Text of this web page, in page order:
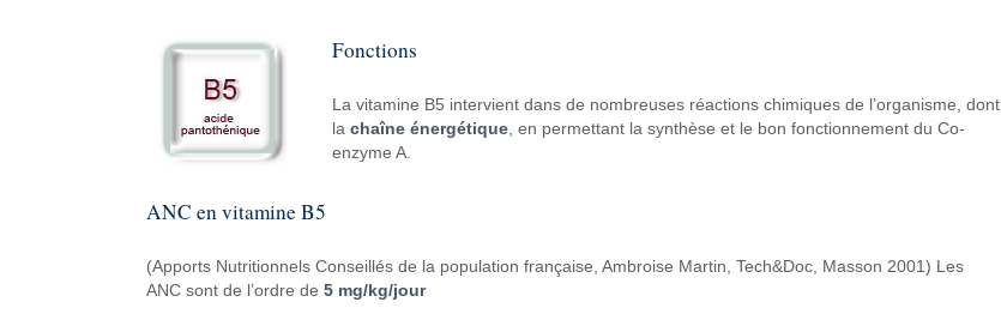
Fonctions
La vitamine B5 intervient dans de nombreuses réactions chimiques de l’organisme, dont
la chaîne énergétique, en permettant la synthèse et le bon fonctionnement du Co-
enzyme A.
ANC en vitamine B5
(Apports Nutritionnels Conseillés de la population française, Ambroise Martin, Tech&Doc, Masson 2001) Les
ANC sont de l’ordre de 5 mg/kg/jour